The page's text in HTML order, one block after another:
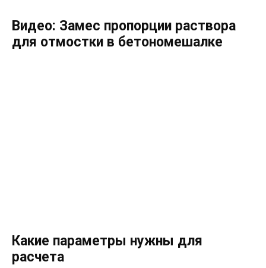
Видео: Замес пропорции раствора
для отмостки в бетономешалке
Какие параметры нужны для
расчета